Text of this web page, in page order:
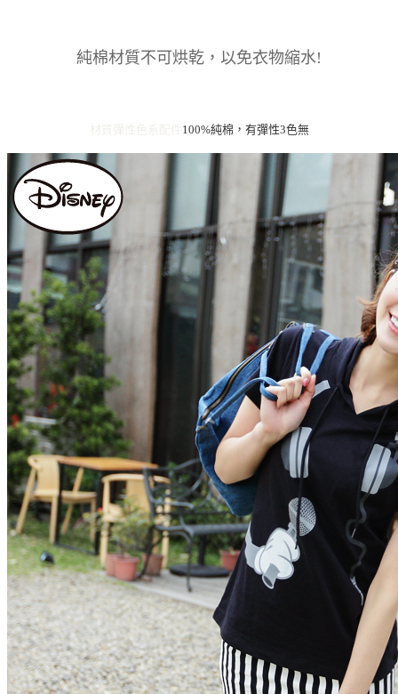
純棉材質不可烘乾，以免衣物縮水!
100%純棉，有彈性3色無